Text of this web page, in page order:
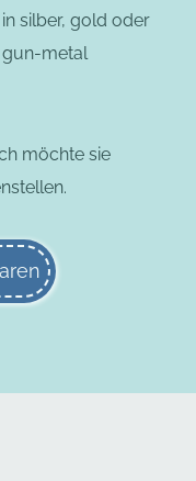
in silber, gold oder
gun-metal
möchte sie